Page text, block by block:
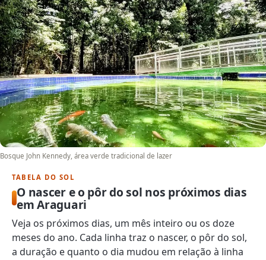
Bosque John Kennedy, área verde tradicional de lazer
TABELA DO SOL
O nascer e o pôr do sol nos próximos dias
em Araguari
Veja os próximos dias, um mês inteiro ou os doze
meses do ano. Cada linha traz o nascer, o pôr do sol,
a duração e quanto o dia mudou em relação à linha